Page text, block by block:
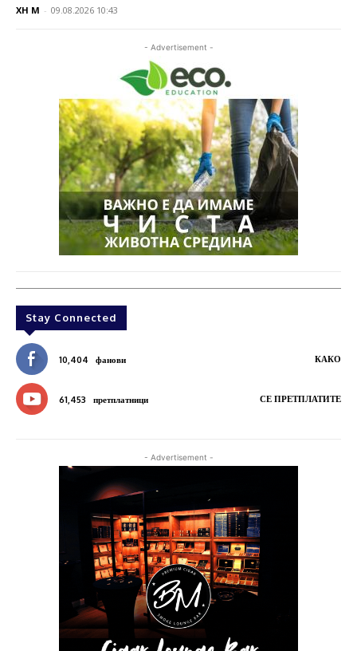
XH M - 09.08.2026 10:43
- Advertisement -
Stay Connected
10,404 фанови КАКО
61,453 претплатници СЕ ПРЕТПЛАТИТЕ
- Advertisement -